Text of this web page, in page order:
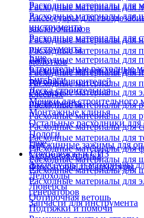
Расходные материалы для
Аксессуары для
заклепочников
Расходные материалы для
Расходные материалы для
молотков
Расходные материалы для
Расходные материалы для
клеевых
Расходные материалы для
Расходные материалы для
Расходные материалы для
Расходные материалы для
Расходные материалы для
Расходные материалы для
Расходные материалы для
Расходные материалы для
генераторов
Запчасти для инструмента
Расходные материалы для
Расходные материалы для
инструмента
Расходные материалы для
инструмента
Расходные материалы для
Расходные материалы для
труборасширителей
Расходные материалы для
инструмента
Еще
Строительные расходные
Биг-Бэги
Леска строительная
Мешки для строительного
Монтажные клинья
Остальные расходники для
Пологи
Пружинные зажимы для
Укрывная пленка
Фиксаторы для арматуры
Еще
Спецодежда и СИЗ
Аксессуары и материалы
Ледоходы
Люверсы
Обтирочная ветошь
Подтяжки и помочи